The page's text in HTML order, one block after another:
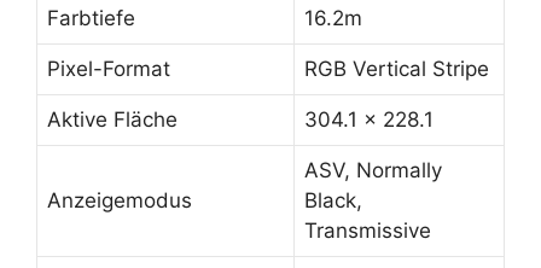
Farbtiefe 16.2m
Pixel-Format RGB Vertical Stripe
Aktive Fläche 304.1 x 228.1
Anzeigemodus
ASV, Normally
Black,
Transmissive